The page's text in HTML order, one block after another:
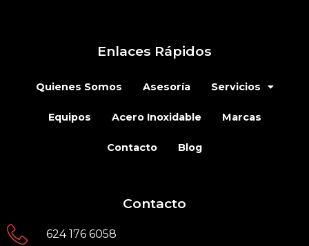
Enlaces Rápidos
Quienes Somos Asesoría Servicios
Equipos Acero Inoxidable Marcas
Contacto Blog
Contacto
624 176 6058